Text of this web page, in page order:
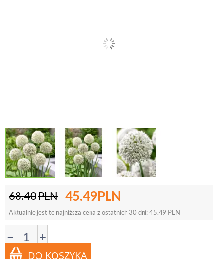
68.40PLN 45.49PLN
Aktualnie jest to najniższa cena z ostatnich 30 dni:45.49 PLN
− +